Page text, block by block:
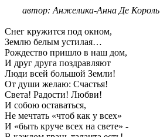
автор: Анжелика-Анна Де Король
Снег кружится под окном,
Землю белым устилая…
Рождество пришло в наш дом,
И друг друга поздравляют
Люди всей большой Земли!
От души желаю: Счастья!
Света! Радости! Любви!
И собою оставаться,
Не мечтать «чтоб как у всех»
И «быть круче всех на свете» -